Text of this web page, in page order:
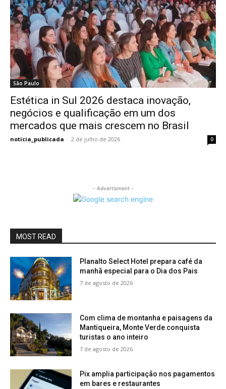
São Paulo
Estética in Sul 2026 destaca inovação,
negócios e qualificação em um dos
mercados que mais crescem no Brasil
noticia_publicada - 2 de julho de 2026 0
- Advertisment -
MOST READ
Planalto Select Hotel prepara café da
manhã especial para o Dia dos Pais
7 de agosto de 2026
Com clima de montanha e paisagens da
Mantiqueira, Monte Verde conquista
turistas o ano inteiro
7 de agosto de 2026
Pix amplia participação nos pagamentos
em bares e restaurantes